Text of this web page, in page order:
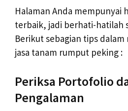
Halaman Anda mempunyai
terbaik, jadi berhati-hatilah
Berikut sebagian tips
jasa tanam rumput peking :
Periksa Portofolio
Pengalaman